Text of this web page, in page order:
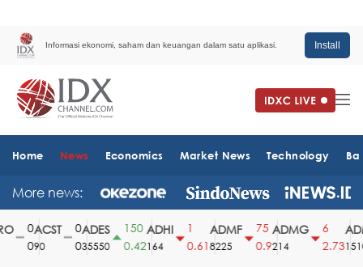
Informasi ekonomi, saham dan keuangan dalam satu aplikasi. Install
Home News Economics Market News Technology
More news:
ACST
90
ADES
35550
150
0.42
ADHI
164
0.61
ADMF
8225
75
0.9
ADMG
214
2.731510